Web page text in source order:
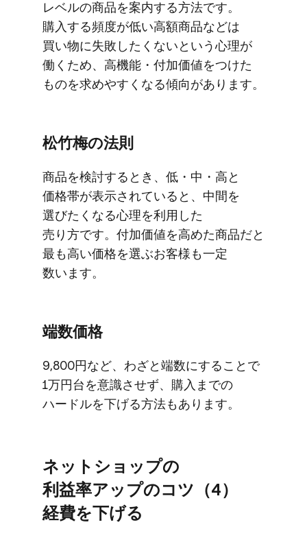
レベルの​商品を​案内する​方​法です。​
購入する​頻度が​低い​高額商品などは​
買い物に​失敗したくないと​いう​心理が​
働く​ため、​高機能・付加価値を​つけた​
ものを​求めやすくなる​傾向が​あります。
松竹梅の​法則
商品を​検討する​とき、​低・中・高と​
価格帯が​表示されていると、​中間を​
選びたくなる​心理を​利用した​
売り方です。​付加価値を​高めた​商品だと​
最も​高い​価格を​選ぶ​お客様も​一定​
数います。
端数価格
9,800円など、​わざと​端数に​する​ことで​
1万円台を​意識させず、​購入までの​
ハードルを​下げる​方​法も​あります。
ネットショップの​
利益率アップの​コツ​（4）​
経費を​下げる